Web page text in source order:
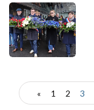
« 1 2 3